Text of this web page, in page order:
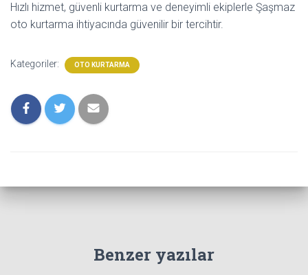
Hızlı hizmet, güvenli kurtarma ve deneyimli ekiplerle Şaşmaz
oto kurtarma ihtiyacında güvenilir bir tercihtir.
Kategoriler: OTO KURTARMA
Benzer yazılar